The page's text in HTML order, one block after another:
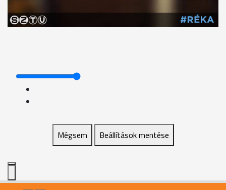
Mégsem Beállítások mentése